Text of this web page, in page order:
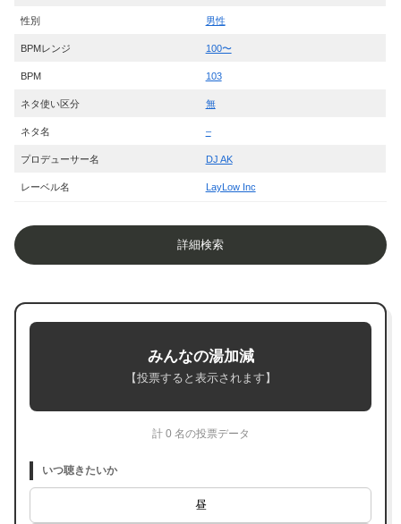
性別 男性
BPMレンジ 100〜
BPM 103
ネタ使い区分 無
ネタ名 –
プロデューサー名 DJ AK
レーベル名 LayLow Inc
詳細検索
みんなの湯加減
【投票すると表示されます】
計 0 名の投票データ
いつ聴きたいか
昼